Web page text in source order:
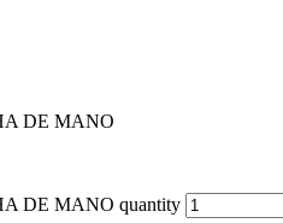
DE MANO
DE MANO quantity